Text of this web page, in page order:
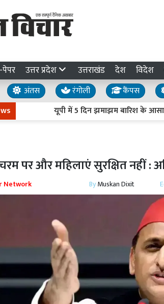
उत्तर प्रदेश उत्तराखंड देश विदेश
अंतस रंगोली कैंपस
यूपी में 5 दिन झमाझम बारिश के आसार,
चरम पर और महिलाएं सुरक्षित नहीं
Network ByMuskan Dixit